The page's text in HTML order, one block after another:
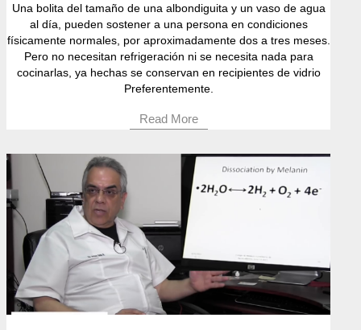
Una bolita del tamaño de una albondiguita y un vaso de agua
al día, pueden sostener a una persona en condiciones
físicamente normales, por aproximadamente dos a tres meses.
Pero no necesitan refrigeración ni se necesita nada para
cocinarlas, ya hechas se conservan en recipientes de vidrio
Preferentemente.
Read More